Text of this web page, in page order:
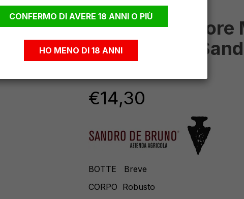
Soave Superiore
Piero DOCG
ml 750
€14,30
BOTTE Breve
CORPO Robusto
CONFERMO DI AVERE 18 ANNI O PIÙ
HO MENO DI 18 ANNI